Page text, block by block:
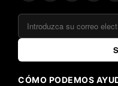
CÓMO PODEMOS